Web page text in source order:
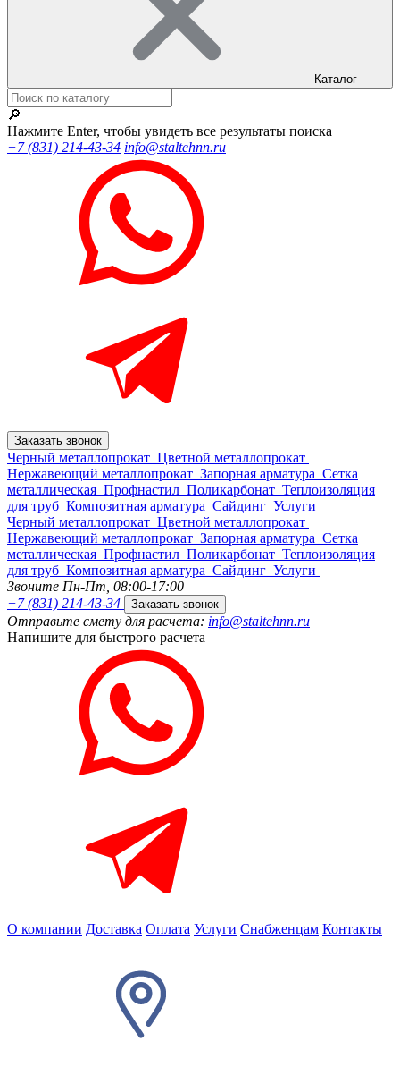
Каталог
🔎
Нажмите Enter, чтобы увидеть все результаты поиска
+7 (831) 214-43-34 info@staltehnn.ru
Заказать звонок
Черный металлопрокат Цветной металлопрокат
Нержавеющий металлопрокат Запорная арматура Сетка
металлическая Профнастил Поликарбонат Теплоизоляция
для труб Композитная арматура Сайдинг Услуги
Черный металлопрокат Цветной металлопрокат
Нержавеющий металлопрокат Запорная арматура Сетка
металлическая Профнастил Поликарбонат Теплоизоляция
для труб Композитная арматура Сайдинг Услуги
Звоните Пн-Пт, 08:00-17:00
+7 (831) 214-43-34
Заказать звонок
Отправьте смету для расчета: info@staltehnn.ru
Напишите для быстрого расчета
О компании Доставка Оплата Услуги Снабженцам Контакты